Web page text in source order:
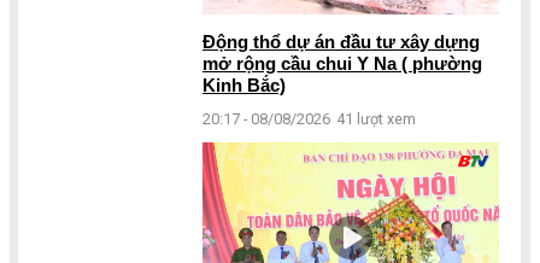
Động thổ dự án đầu tư xây dựng
mở rộng cầu chui Y Na ( phường
Kinh Bắc)
20:17 - 08/08/2026 41 lượt xem